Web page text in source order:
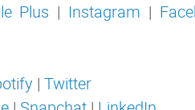
Plus | Instagram |
| Twitter